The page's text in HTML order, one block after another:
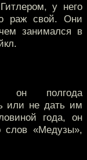
у него
раж свой. Они
занимался в
он полгода
или не дать им
года, он
слов «Медузы»,